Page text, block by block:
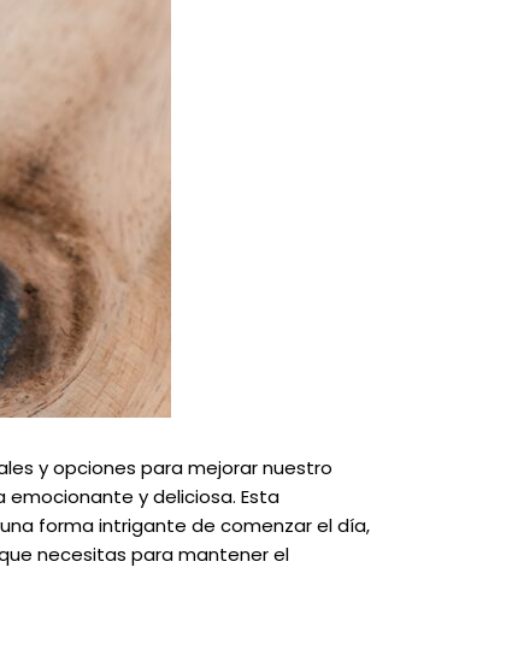
y opciones para mejorar nuestro
emocionante y deliciosa. Esta
forma intrigante de comenzar el día,
necesitas para mantener el